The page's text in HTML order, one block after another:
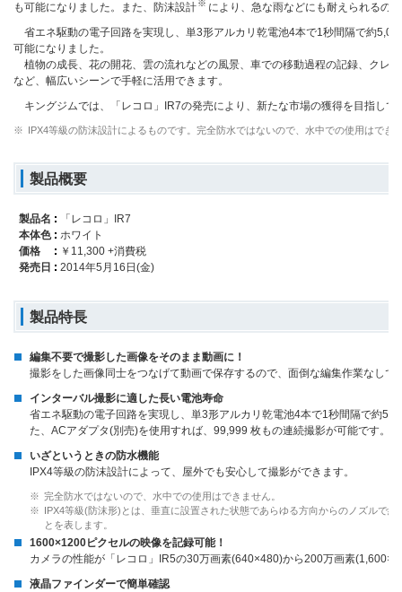
も可能になりました。また、防沫設計※ により、急な雨などにも耐えられるの
省エネ駆動の電子回路を実現し、単3形アルカリ乾電池4本で1秒間隔で約
可能になりました。
植物の成長、花の開花、雲の流れなどの風景、車での移動過程の記録、クレ
など、幅広いシーンで手軽に活用できます。
キングジムでは、「レコロ」IR7の発売により、新たな市場の獲得を目指して
※ IPX4等級の防沫設計によるものです。完全防水ではないので、水中での使用はでき
製品概要
製品名
「レコロ」IR7
本体色
ホワイト
価格
￥11,300 +消費税
発売日
2014年5月16日(金)
製品特長
編集不要で撮影した画像をそのまま動画に！
撮影をした画像同士をつなげて動画で保存するので、面倒な編集作業なし
インターバル撮影に適した長い電池寿命
省エネ駆動の電子回路を実現し、単3形アルカリ乾電池4本で1秒間隔で約
た、ACアダプタ(別売)を使用すれば、99,999 枚もの連続撮影が可能です。
いざというときの防水機能
IPX4等級の防沫設計によって、屋外でも安心して撮影ができます。
※ 完全防水ではないので、水中での使用はできません。
※ IPX4等級(防沫形)とは、垂直に設置された状態であらゆる方向からのノズルで
とを表します。
1600×1200ピクセルの映像を記録可能！
カメラの性能が「レコロ」IR5の30万画素(640×480)から200万画素
液晶ファインダーで簡単確認